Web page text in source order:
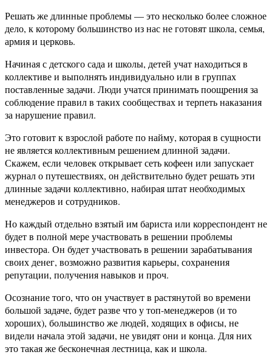
Решать же длинные проблемы — это несколько более сложное
дело, к которому большинство из нас не готовят школа, семья,
армия и церковь.
Начиная с детского сада и школы, детей учат находиться в
коллективе и выполнять индивидуально или в группах
поставленные задачи. Люди учатся принимать поощрения за
соблюдение правил в таких сообществах и терпеть наказания
за нарушение правил.
Это готовит к взрослой работе по найму, которая в сущности
не является коллективным решением длинной задачи.
Скажем, если человек открывает сеть кофеен или запускает
журнал о путешествиях, он действительно будет решать эти
длинные задачи коллективно, набирая штат необходимых
менеджеров и сотрудников.
Но каждый отдельно взятый им бариста или корреспондент не
будет в полной мере участвовать в решении проблемы
инвестора. Он будет участвовать в решении зарабатывания
своих денег, возможно развития карьеры, сохранения
репутации, получения навыков и проч.
Осознание того, что он участвует в растянутой во времени
большой задаче, будет разве что у топ-менеджеров (и то
хороших), большинство же людей, ходящих в офисы, не
видели начала этой задачи, не увидят они и конца. Для них
это такая же бесконечная лестница, как и школа.